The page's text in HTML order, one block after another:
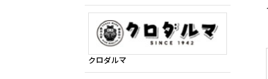
クロダルマ